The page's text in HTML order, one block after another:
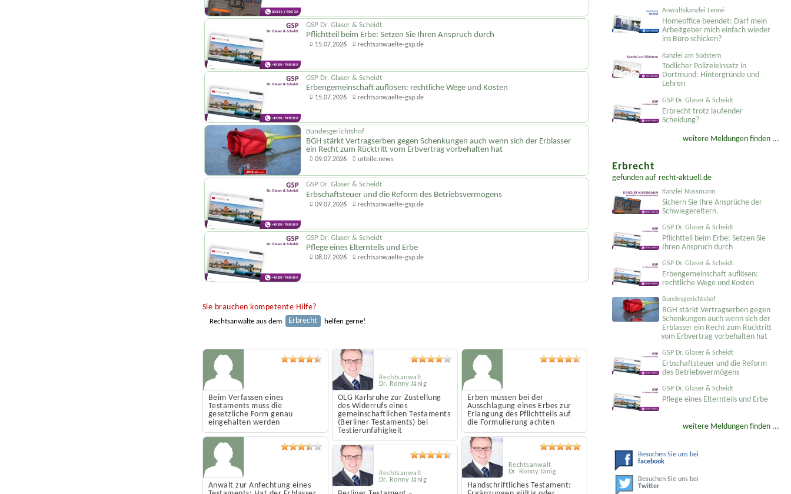
GSP Dr. Glaser & Scheidt
Pflichtteil beim Erbe: Setzen Sie Ihren Anspruch durch
15.07.2026 rechtsanwaelte-gsp.de
GSP Dr. Glaser & Scheidt
Erbengemeinschaft auflösen: rechtliche Wege und Kosten
15.07.2026 rechtsanwaelte-gsp.de
Bundesgerichtshof
BGH stärkt Vertragserben gegen Schenkungen auch wenn sich der Erblasser
ein Recht zum Rücktritt vom Erbvertrag vorbehalten hat
09.07.2026 urteile.news
GSP Dr. Glaser & Scheidt
Erbschaftsteuer und die Reform des Betriebsvermögens
09.07.2026 rechtsanwaelte-gsp.de
GSP Dr. Glaser & Scheidt
Pflege eines Elternteils und Erbe
08.07.2026 rechtsanwaelte-gsp.de
Sie brauchen kompetente Hilfe?
Rechtsanwälte aus dem Erbrecht helfen gerne!
Beim Verfassen eines
Testaments muss die
gesetzliche Form genau
eingehalten werden
Anwalt zur Anfechtung eines
OLG Karlsruhe zur Zustellung
des Widerrufs eines
gemeinschaftlichen Testaments
(Berliner Testaments) bei
Testierunfähigkeit
Rechtsanwalt
Dr. Ronny Jänig
Rechtsanwalt
Dr. Ronny Jänig
Erben müssen bei der
Ausschlagung eines Erbes zur
Erlangung des Pflichtteils auf
die Formulierung achten
Handschriftliches Testament:
Rechtsanwalt
Dr. Ronny Jänig
Anwaltskanzlei Lenné
Homeoffice beendet: Darf mein
Arbeitgeber mich einfach wieder
ins Büro schicken?
Kanzlei am Südstern
Tödlicher Polizeieinsatz in
Dortmund: Hintergründe und
Lehren
GSP Dr. Glaser & Scheidt
Erbrecht trotz laufender
Scheidung?
weitere Meldungen finden ...
Erbrecht
gefunden auf recht-aktuell.de
Kanzlei Nussmann
Sichern Sie Ihre Ansprüche der
Schwiegereltern.
GSP Dr. Glaser & Scheidt
Pflichtteil beim Erbe: Setzen Sie
Ihren Anspruch durch
GSP Dr. Glaser & Scheidt
Erbengemeinschaft auflösen:
rechtliche Wege und Kosten
Bundesgerichtshof
BGH stärkt Vertragserben gegen
Schenkungen auch wenn sich der
Erblasser ein Recht zum Rücktritt
vom Erbvertrag vorbehalten hat
GSP Dr. Glaser & Scheidt
Erbschaftsteuer und die Reform
des Betriebsvermögens
GSP Dr. Glaser & Scheidt
Pflege eines Elternteils und Erbe
weitere Meldungen finden ...
Besuchen Sie uns bei
facebook
Besuchen Sie uns bei
Twitter